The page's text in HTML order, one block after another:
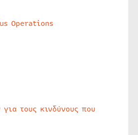
Operations
τους κινδύνους που